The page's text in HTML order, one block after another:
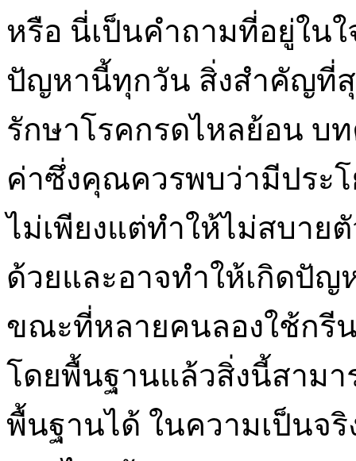
หรือ นี่เป็นคำถามที่อยู่ใน
ปัญหานี้ทุกวัน สิ่งสำคัญที่
รักษาโรคกรดไหลย้อน บ
ค่าซึ่งคุณควรพบว่ามีประ
ไม่เพียงแต่ทำให้ไม่สบาย
ด้วยและอาจทำให้เกิดปั
ขณะที่หลายคนลองใช้กรี
โดยพื้นฐานแล้วสิ่งนี้สาม
พื้นฐานได้ ในความเป็นจ